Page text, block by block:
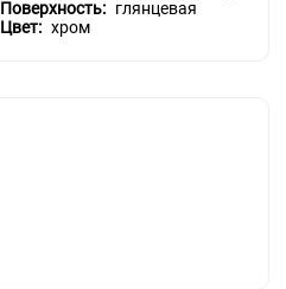
Поверхность: глянцевая
Цвет: хром